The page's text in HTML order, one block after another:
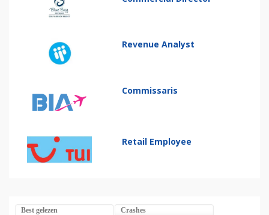
Revenue Analyst
Commissaris
Retail Employee
Best gelezen Crashes